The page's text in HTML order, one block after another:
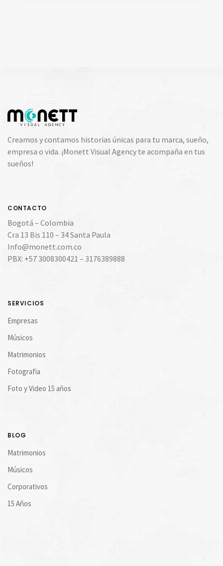
Creamos y contamos historias únicas para tu marca, sueño,
empresa o vida. ¡Monett Visual Agency te acompaña en tus
sueños!
CONTACTO
Bogotá – Colombia
Cra 13 Bis 110 – 34 Santa Paula
Info@monett.com.co
PBX: +57 3008300421 – 3176389888
SERVICIOS
Empresas
Músicos
Matrimonios
Fotografia
Foto y Video 15 años
BLOG
Matrimonios
Músicos
Corporativos
15 Años